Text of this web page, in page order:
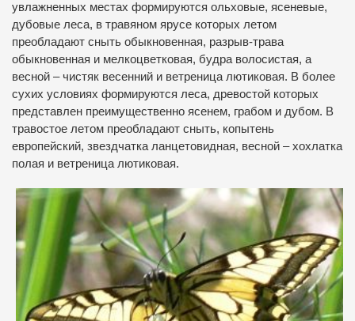
увлажненных местах формируются ольховые, ясеневые,
дубовые леса, в травяном ярусе которых летом
преобладают сныть обыкновенная, разрыв-трава
обыкновенная и мелкоцветковая, будра волосистая, а
весной – чистяк весенний и ветреница лютиковая. В более
сухих условиях формируются леса, древостой которых
представлен преимущественно ясенем, грабом и дубом. В
травостое летом преобладают сныть, копытень
европейский, звездчатка ланцетовидная, весной – хохлатка
полая и ветреница лютиковая.